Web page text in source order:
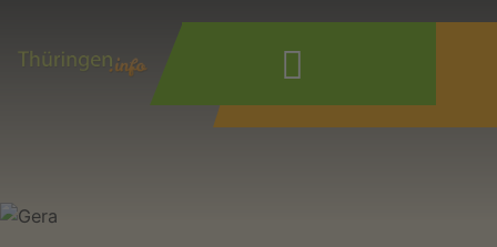
Wonach suchen